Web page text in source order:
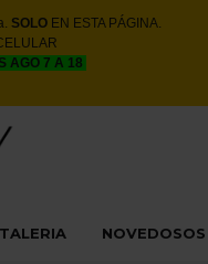
SOLO EN ESTA PÁGINA.
AGO 7 A 18
NOVEDOSOS